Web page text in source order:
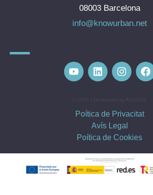
08003 Barcelona
info@knowurban.net
Poítica de Privacitat
Avís Legal
Poítica de Cookies